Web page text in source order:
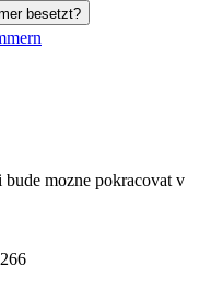
besetzt?
mozne pokracovat v